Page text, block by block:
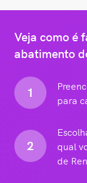
Veja como é
abatimento
1
para
2
qual
de